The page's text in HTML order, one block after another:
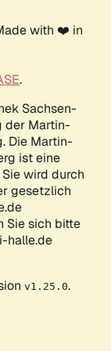
with ❤️ in
.
Sachsen-
der Martin-
Die Martin-
ist eine
wird durch
gesetzlich
Sie sich bitte
halle.de
v1.25.0.